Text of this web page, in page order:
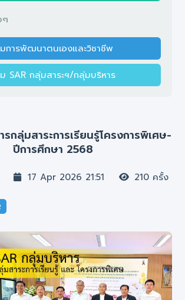
การพัฒนาตนเองและวิชาชีพ
SAR กลุ่มสาระฯ/กลุ่มบริหาร
กลุ่มสาระการเรียนรู้โครงการพิเศษ-
ปีการศึกษา 2568
17 Apr 2026 21:51 210 ครั้ง